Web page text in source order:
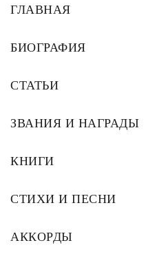
ГЛАВНАЯ
БИОГРАФИЯ
СТАТЬИ
ЗВАНИЯ И НАГРАДЫ
КНИГИ
СТИХИ И ПЕСНИ
АККОРДЫ